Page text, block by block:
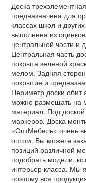
Доска
предназначена для
классах школ и
выполнена из
центральной части и
Центральная часть
покрыта зеленой
мелом. Задняя
покрытие и
Периметр доски
можно размещать на
материал. Под
маркеров. Доска
«ОптМебель» очень
оптом. Вы можете
позиций различной
подобрать модели,
интерьер класса. Мы
поэтому вся